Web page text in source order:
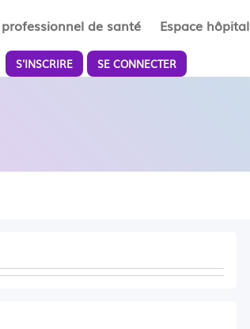
professionnel de santé Espace hôpital
S'INSCRIRE SE CONNECTER